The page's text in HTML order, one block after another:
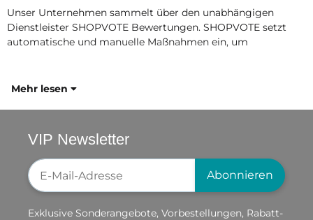
Unser Unternehmen sammelt über den unabhängigen
Dienstleister SHOPVOTE Bewertungen. SHOPVOTE setzt
automatische und manuelle Maßnahmen ein, um
Mehr lesen
VIP Newsletter
Newsletter-Registrierung
Abonnieren
Exklusive Sonderangebote, Vorbestellungen, Rabatt-